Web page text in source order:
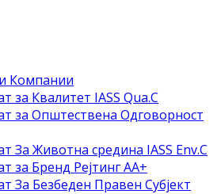
Компании
за Квалитет IASS Qua.C
за Општествена Одговорност
За Животна средина IASS Env.C
за Бренд Рејтинг АА+
За Безбеден Правен Субјект